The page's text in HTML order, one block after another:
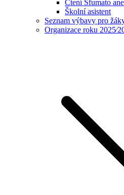
Čtení Sfumato
Školní asistent
Seznam výbavy pro
Organizace roku